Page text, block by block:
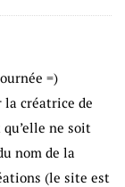
=)
la créatrice de
ne soit
nom de la
(le site est